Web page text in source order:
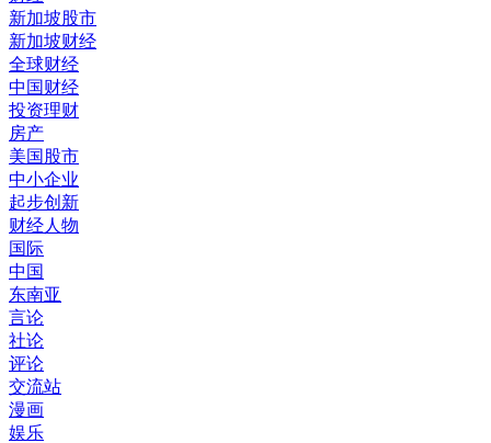
新加坡股市
新加坡财经
全球财经
中国财经
投资理财
房产
美国股市
中小企业
起步创新
财经人物
国际
中国
东南亚
言论
社论
评论
交流站
漫画
娱乐